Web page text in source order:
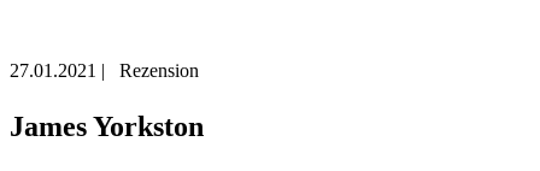
27.01.2021 | Rezension
James Yorkston